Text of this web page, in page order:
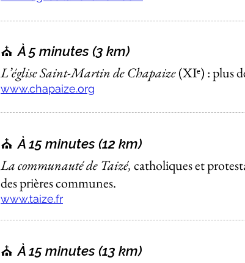
⛪️ À 5 minutes (3 km)
L’église Saint-Martin de Chapaize(XIᵉ) :plus
www.chapaize.org
⛪️ À 15 minutes (12 km)
La communauté de Taizé, catholiques et
des prières communes.
www.taize.fr
⛪️ À 15 minutes (13 km)